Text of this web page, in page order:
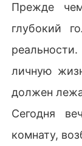
Прежде
глубокий
личную
должен
Сегодня
комнату,